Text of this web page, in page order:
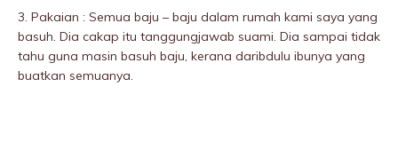
3. Pakaian : Semua baju – baju dalam rumah kami saya yang
basuh. Dia cakap itu tanggungjawab suami. Dia sampai tidak
tahu guna masin basuh baju, kerana daribdulu ibunya yang
buatkan semuanya.